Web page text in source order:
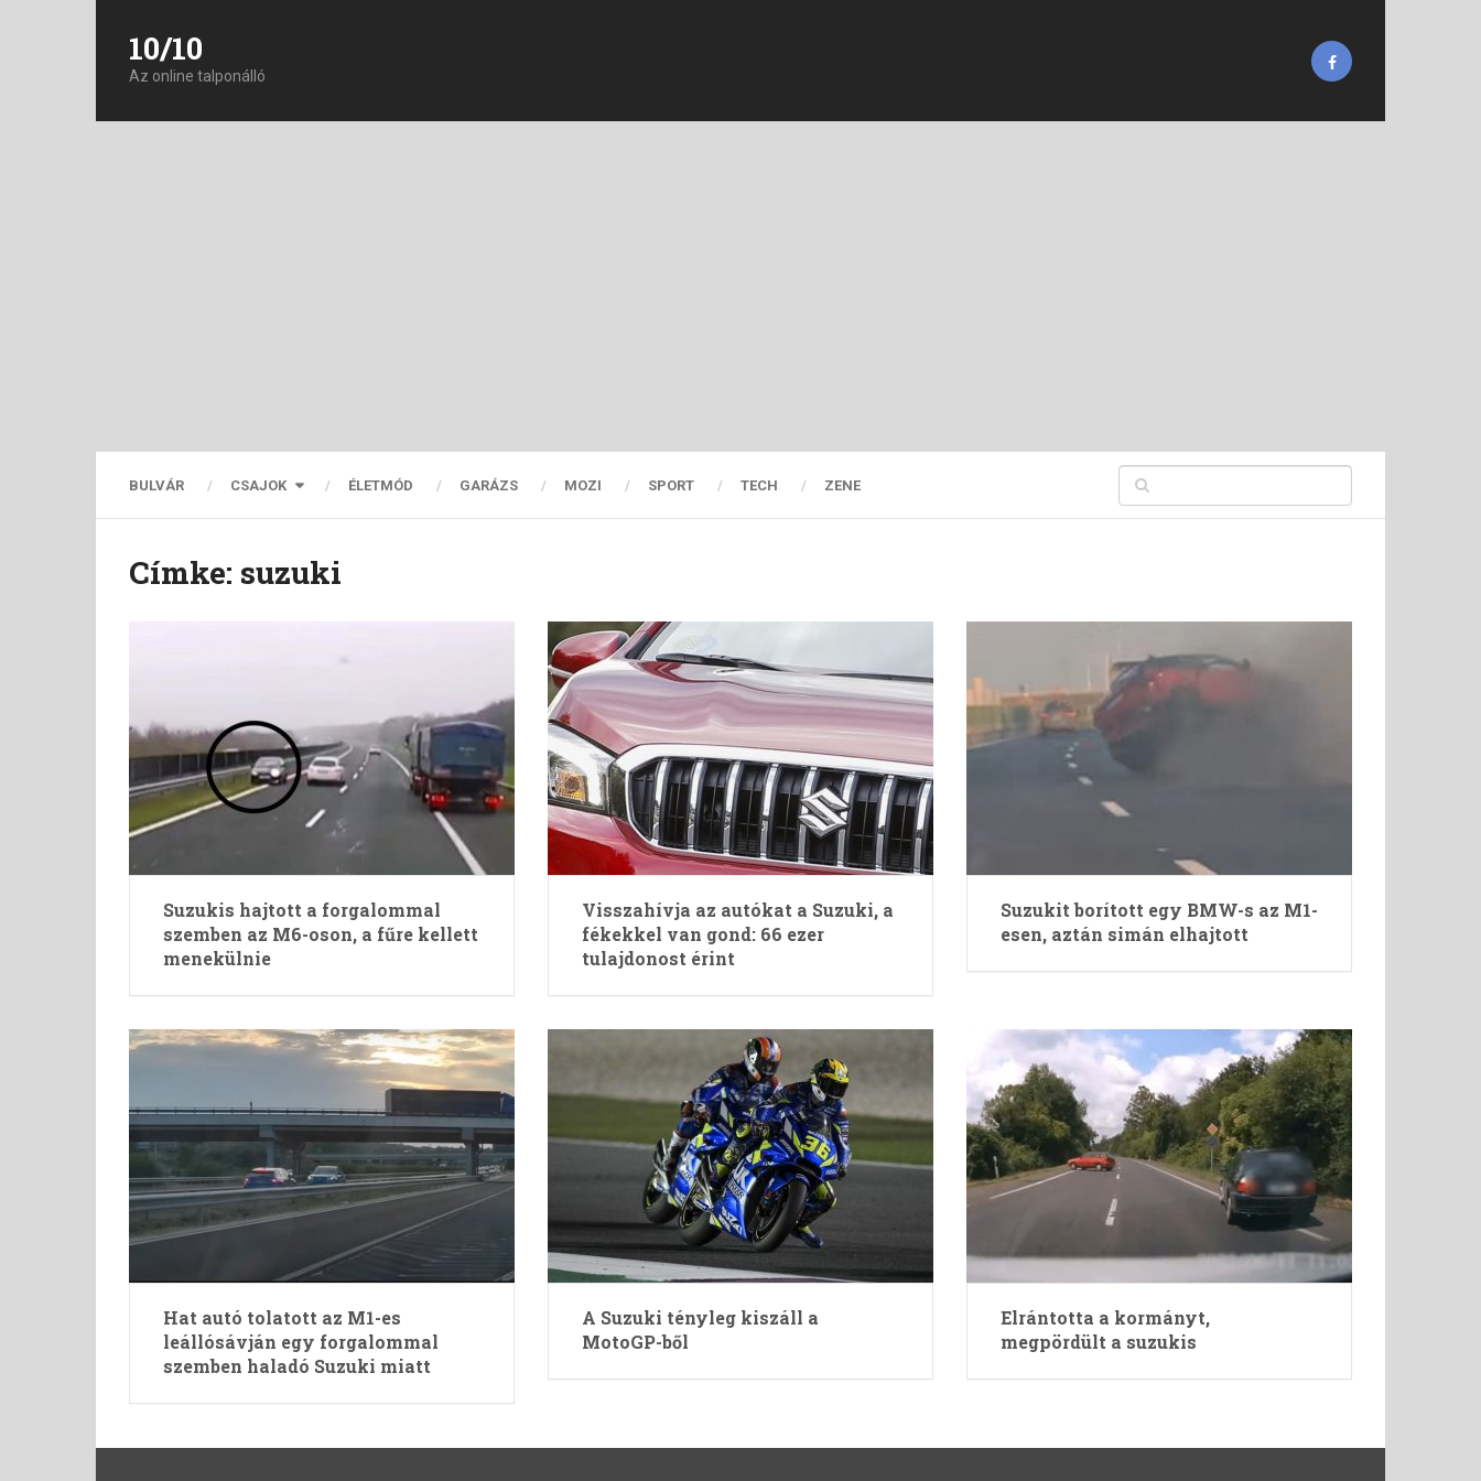
10/10
Az online talponálló
BULVÁR CSAJOK ÉLETMÓD GARÁZS MOZI SPORT TECH ZENE
Címke: suzuki
Suzukis hajtott a forgalommal
szemben az M6-oson, a fűre kellett
menekülnie
Visszahívja az autókat a Suzuki, a
fékekkel van gond: 66 ezer
tulajdonost érint
Suzukit borított egy BMW-s az M1-
esen, aztán simán elhajtott
Hat autó tolatott az M1-es
leállósávján egy forgalommal
szemben haladó Suzuki miatt
A Suzuki tényleg kiszáll a
MotoGP-ből
Elrántotta a kormányt,
megpördült a suzukis